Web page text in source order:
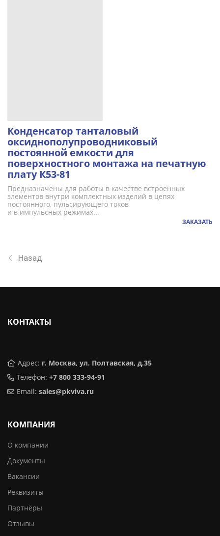
Конденсатор танталовый
оксиднополупроводниковый
постоянной емкости для
поверхностного монтажа на печатную
плату К53-81
Предназначены для работы в качестве встроенных
элементов внутри комплектных изделий в цепях
постоянного, пульсирующего токов
и в импульсных режимах...
ЗАКАЗАТЬ
Назад
КОНТАКТЫ
Адрес: г. Москва, ул. Полтавская, д.35
Телефон: +7 800 333-94-91
Email: sales@pkviva.ru
КОМПАНИЯ
О компании
Документы
Вакансии
Реквизиты
Партнёры
Отзывы